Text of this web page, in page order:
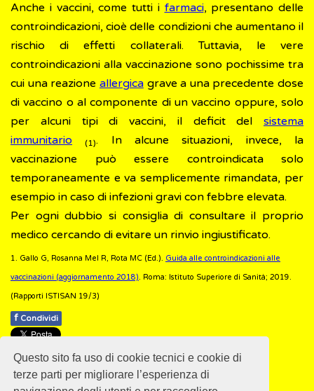
Questo sito fa uso di cookie tecnici e cookie di
terze parti per migliorare l’esperienza di
Anche i vaccini, come tutti i farmaci, presentano delle
controindicazioni, cioè delle condizioni che aumentano il
rischio di effetti collaterali. Tuttavia, le vere
controindicazioni alla vaccinazione sono pochissime tra
cui una reazione allergicagrave a una precedente dose
di vaccino o al componente di un vaccino oppure, solo
per alcuni tipi di vaccini, il deficit del sistema
immunitario
(1). In alcune situazioni, invece, la
vaccinazione può essere controindicata solo
temporaneamente e va semplicemente rimandata, per
esempio in caso di infezioni gravi con febbre elevata.
Per ogni dubbio si consiglia di consultare il proprio
medico cercando di evitare un rinvio ingiustificato.
1. Gallo G, Rosanna Mel R, Rota MC (Ed.). Guida alle controindicazioni alle
vaccinazioni (aggiornamento 2018). Roma: Istituto Superiore di Sanità; 2019.
(Rapporti ISTISAN 19/3)
f Condividi
Pubblicato: 28 Febbraio 2018
- Ultimo aggiornamento: 25 Febbraio 2022